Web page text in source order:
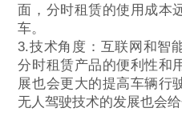
面，分时租赁的使用成本
车。
3.技术角度：互联网和智
分时租赁产品的便利性和
展也会更大的提高车辆行
无人驾驶技术的发展也会